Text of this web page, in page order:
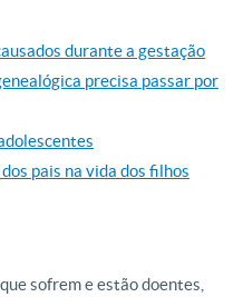
durante a gestação
precisa passar por
pais na vida dos filhos
sofrem e estão doentes,